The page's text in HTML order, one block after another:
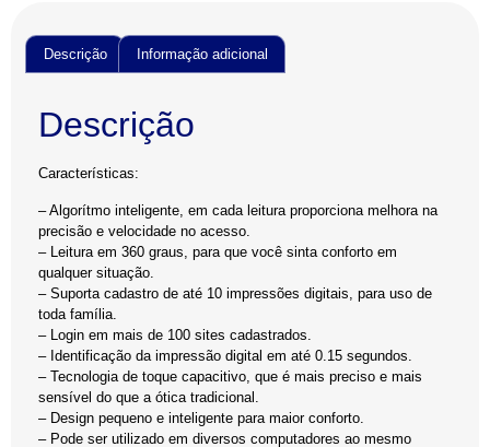
Descrição Informação adicional
Descrição
Características:
– Algorítmo inteligente, em cada leitura proporciona melhora na
precisão e velocidade no acesso.
– Leitura em 360 graus, para que você sinta conforto em
qualquer situação.
– Suporta cadastro de até 10 impressões digitais, para uso de
toda família.
– Login em mais de 100 sites cadastrados.
– Identificação da impressão digital em até 0.15 segundos.
– Tecnologia de toque capacitivo, que é mais preciso e mais
sensível do que a ótica tradicional.
– Design pequeno e inteligente para maior conforto.
– Pode ser utilizado em diversos computadores ao mesmo